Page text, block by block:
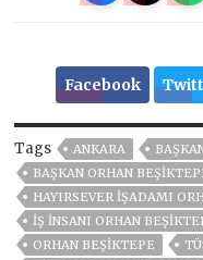
Facebook
Tags ANKARA
BAŞKAN ORHAN
HAYIRSEVER IŞADAMI
IŞ INSANI ORHAN
ORHAN BEŞİKTEPE